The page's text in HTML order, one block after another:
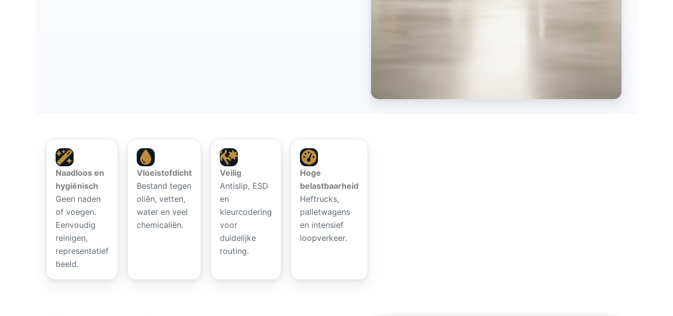
Naadloos en
hygiënisch
Geen naden
of voegen.
Eenvoudig
reinigen,
representatief
beeld.
Vloeistofdicht
Bestand tegen
oliën, vetten,
water en veel
chemicaliën.
Veilig
Antislip, ESD
en
kleurcodering
voor
duidelijke
routing.
Hoge
belastbaarheid
Heftrucks,
palletwagens
en intensief
loopverkeer.